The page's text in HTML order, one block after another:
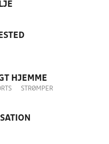
HJEMME
STRØMPER